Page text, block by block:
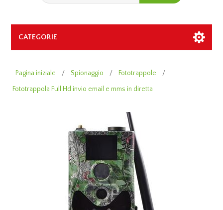
CATEGORIE
Pagina iniziale / Spionaggio / Fototrappole
/
Fototrappola Full Hd invio email e mms in diretta